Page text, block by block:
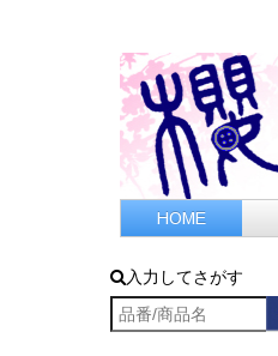
HOME
入力してさがす